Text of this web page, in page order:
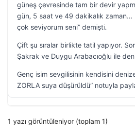
güneş çevresinde tam bir devir
gün, 5 saat ve 49 dakikalık zaman…
çok seviyorum seni” demişti.
Çift şu sıralar birlikte tatil yapıyor.
Şakrak ve Duygu Arabacıoğlu ile
Genç isim sevgilisinin kendisini denize
ZORLA suya düşürüldü” notuyla
1 yazı görüntüleniyor (toplam 1)